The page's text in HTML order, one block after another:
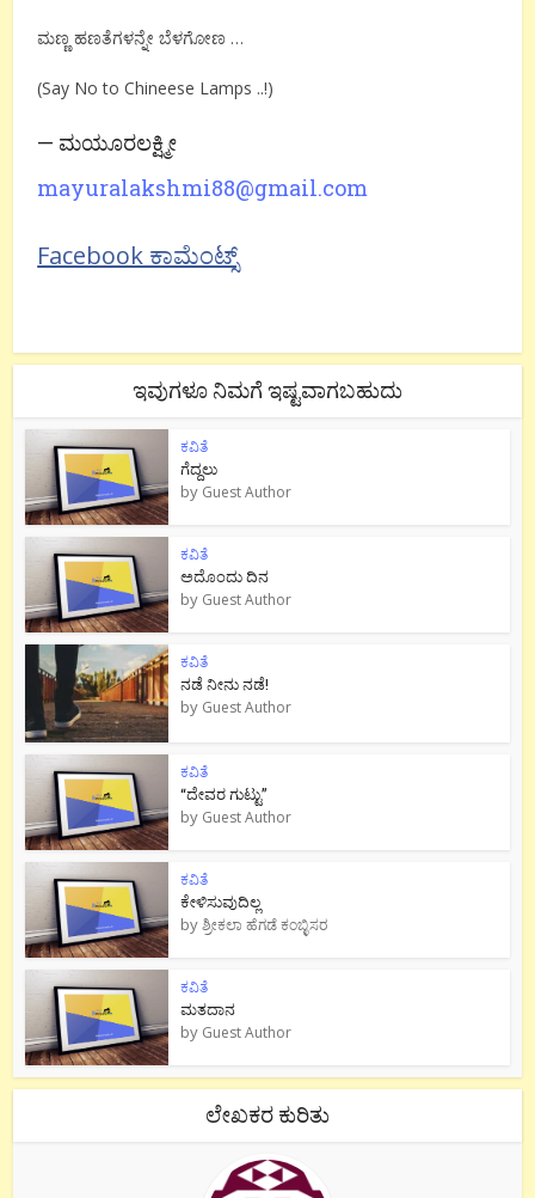
ಮಣ್ಣ ಹಣತೆಗಳನ್ನೇ ಬೆಳಗೋಣ …
(Say No to Chineese Lamps ..!)
— ಮಯೂರಲಕ್ಷ್ಮೀ
mayuralakshmi88@gmail.com
Facebook ಕಾಮೆಂಟ್ಸ್
ಇವುಗಳೂ ನಿಮಗೆ ಇಷ್ಟವಾಗಬಹುದು
ಕವಿತೆ
ಗೆದ್ದಲು
by Guest Author
ಕವಿತೆ
ಅದೊಂದು ದಿನ
by Guest Author
ಕವಿತೆ
ನಡೆ ನೀನು‌ ನಡೆ!
by Guest Author
ಕವಿತೆ
“ದೇವರ ಗುಟ್ಟು”
by Guest Author
ಕವಿತೆ
ಕೇಳಿಸುವುದಿಲ್ಲ
byಶ್ರೀಕಲಾ ಹೆಗಡೆ ಕಂಬ್ಳಿಸರ
ಕವಿತೆ
ಮತದಾನ
by Guest Author
ಲೇಖಕರ ಕುರಿತು